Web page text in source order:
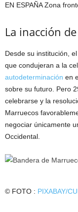
EN ESPAÑA Zona
La inacción
Desde su institución,
que condujeran a la
autodeterminación en
sobre su futuro. Pero
celebrarse y la
Marruecos
negociar únicamente
Occidental.
© FOTO : PIXABAY/